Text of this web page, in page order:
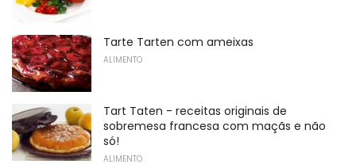
Tarte Tarten com ameixas
ALIMENTO
Tart Taten - receitas originais de
sobremesa francesa com maçãs e não
só!
ALIMENTO